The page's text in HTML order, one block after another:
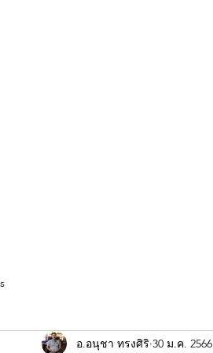
าะตรงพระเครื่อง
อ.อนุชา ทรงศิริ 30 ม.ค. 2566